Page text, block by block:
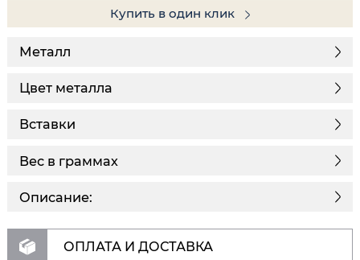
Купить в один клик
Металл
Цвет металла
Вставки
Описание:
Вес в граммах
ОПЛАТА И ДОСТАВКА